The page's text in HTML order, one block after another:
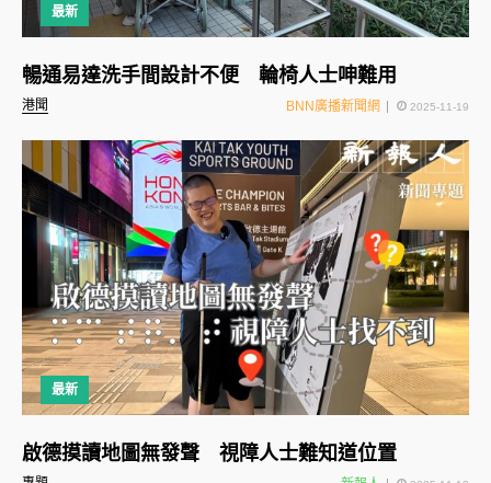
最新
港聞
暢通易達洗手間設計不便 輪椅人士呻難用
BNN廣播新聞網 2025-11-19
最新
啟德摸讀地圖無發聲 視障人士難知道位置